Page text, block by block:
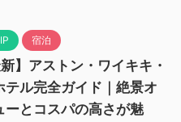
宿泊
】アストン・ワイキキ・
テル完全ガイド｜絶景オ
ーとコスパの高さが魅